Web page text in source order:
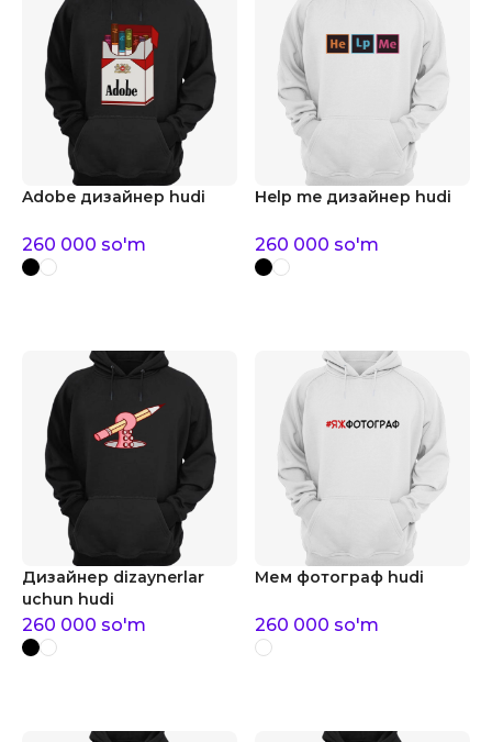
Adobe дизайнер hudi
260 000 so'm
Help me дизайнер hudi
260 000 so'm
Дизайнер dizaynerlar
uchun hudi
260 000 so'm
Мем фотограф hudi
260 000 so'm